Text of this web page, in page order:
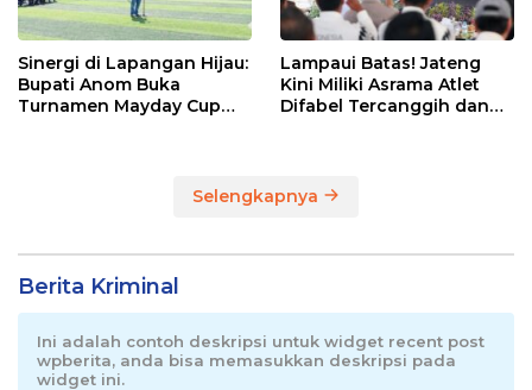
Sinergi di Lapangan Hijau:
Bupati Anom Buka
Turnamen Mayday Cup
Lampaui Batas! Jateng
Kini Miliki Asrama Atlet
Difabel Tercanggih dan
Selengkapnya
Berita Kriminal
Ini adalah contoh deskripsi untuk widget recent post
wpberita, anda bisa memasukkan deskripsi pada
widget ini.